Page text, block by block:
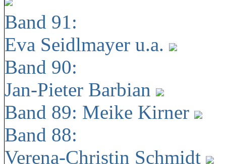
Band 91:
Eva Seidlmayer u.a.
Band 90:
Jan-Pieter Barbian
Band 89: Meike Kirner
Band 88:
Verena-Christin Schmidt